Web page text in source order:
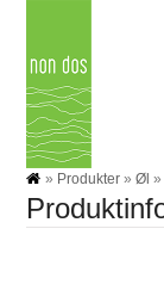
content
» Produkter »Øl